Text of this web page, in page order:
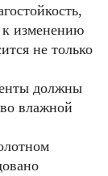
к изменению
не только
должны
влажной